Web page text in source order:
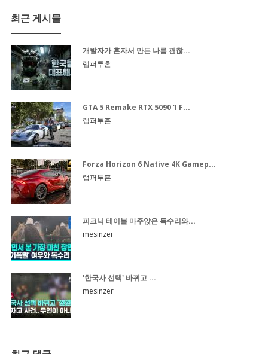
최근 게시물
개발자가 혼자서 만든 나름 괜찮...
랩퍼투혼
GTA 5 Remake RTX 5090 'I F...
랩퍼투혼
Forza Horizon 6 Native 4K Gamep...
랩퍼투혼
피크닉 테이블 마주앉은 독수리와...
mesinzer
'한국사 선택' 바뀌고 ...
mesinzer